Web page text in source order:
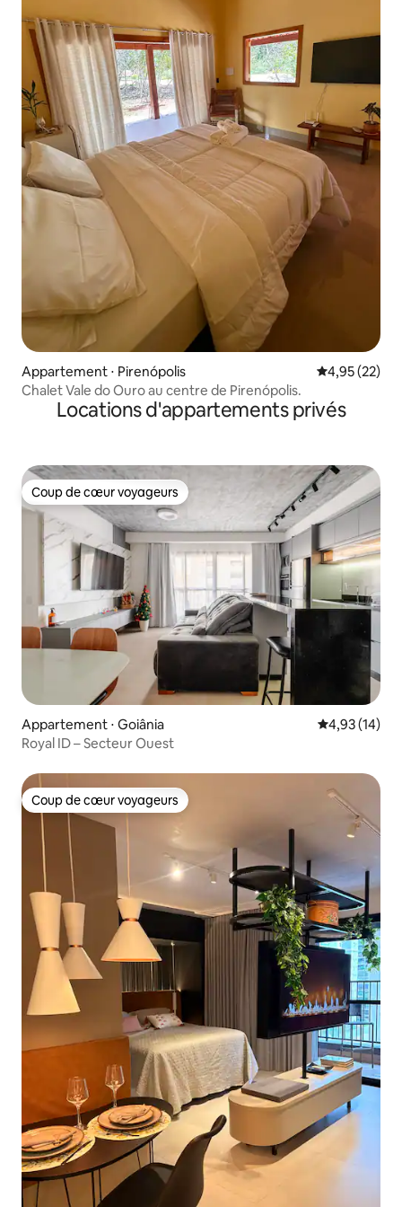
Appartement ⋅ Pirenópolis Évaluation
4,95 (22)
Chalet Vale do Ouro au centre de Pirenópolis.
Locations d'appartements privés
Coup de cœur voyageurs
Coup de cœur voyageurs
Appartement ⋅ Goiânia Évaluation
4,93 (14)
Royal ID – Secteur Ouest
Coup de cœur voyageurs
Coup de cœur voyageurs